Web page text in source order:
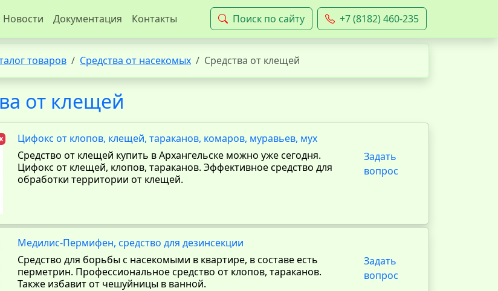
Новости Документация Контакты Поиск по сайту +7 (8182) 460-235
товаров Средства от насекомых Средства от клещей
от клещей
Цифокс от клопов, клещей, тараканов, комаров, муравьев, мух
Средство от клещей купить в Архангельске можно уже сегодня.
Цифокс от клещей, клопов, тараканов. Эффективное средство для
обработки территории от клещей.
Задать
вопрос
Медилис-Пермифен, средство для дезинсекции
Средство для борьбы с насекомыми в квартире, в составе есть
перметрин. Профессиональное средство от клопов, тараканов.
Также избавит от чешуйницы в ванной.
Задать
вопрос